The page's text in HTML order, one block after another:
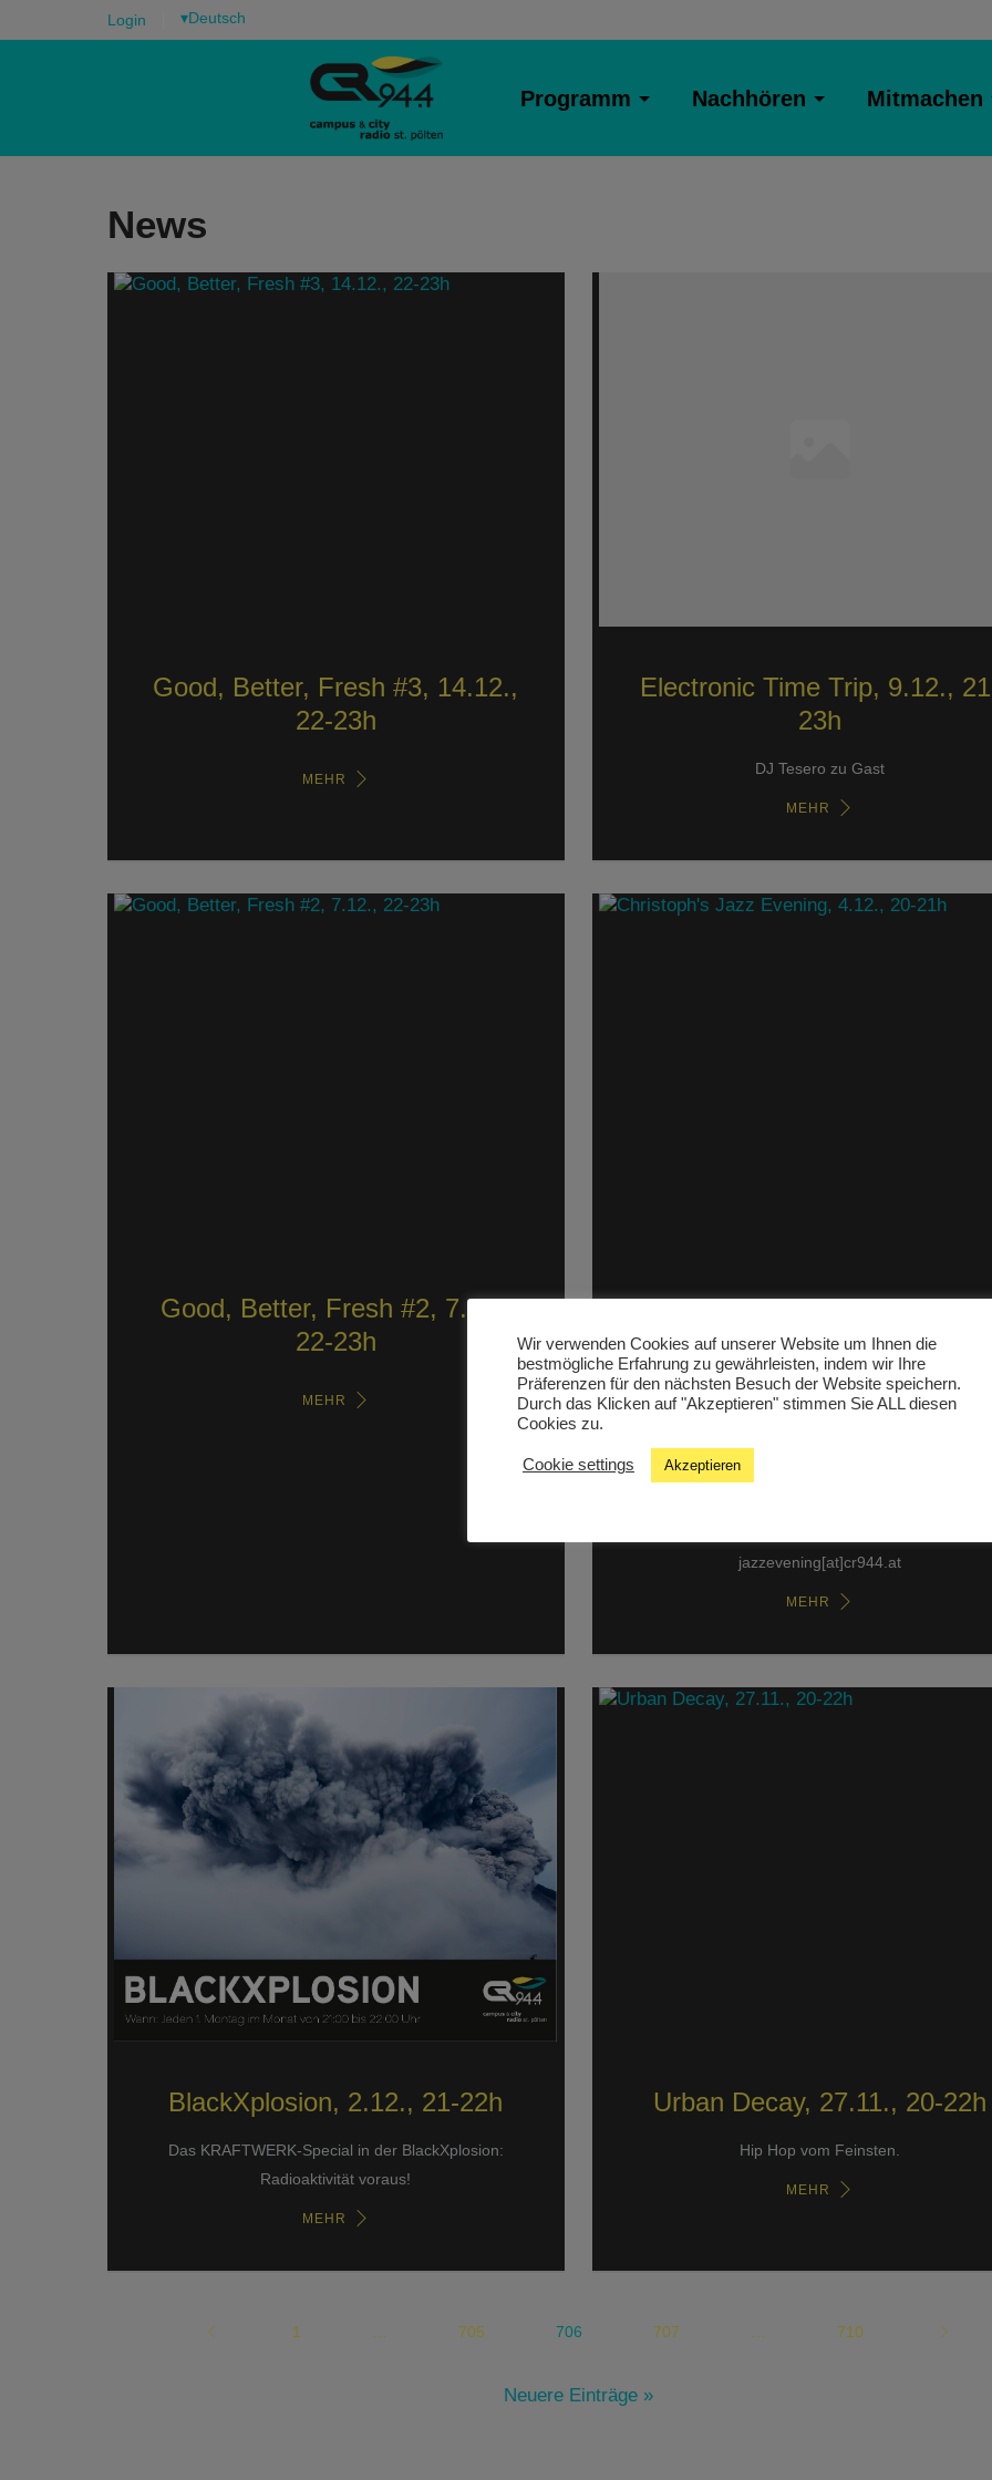
Login ▾
Programm Nachhören Mitmachen
News
Good, Better, Fresh #3, 14.12.,
22-23h
MEHR
Electronic Time Trip, 9.12.,
23h
DJ Tesero zu Gast
MEHR
Good, Better, Fresh #2, 7.12.,
22-23h
MEHR
Christoph's Jazz Evening,
4.12., 20-21h
Diesmal mit Livegästen: Flutopia! Flutopisch gute
Lounge-, Jazz- und Pop-Songs des aus Helmut
Neugebauer, Michael Steindl und Walter Till
bestehenden Flöten-Trios – LIVE gespielt und
jazzevening[at]cr944.at
MEHR
BlackXplosion, 2.12., 21-22h
Das KRAFTWERK-Special in der BlackXplosion:
Radioaktivität voraus!
MEHR
Urban Decay, 27.11., 20-22h
Hip Hop vom Feinsten.
MEHR
1 … 705 706 707 … 710
Neuere Einträge »
Wir verwenden Cookies auf unserer Website um Ihnen die
bestmögliche Erfahrung zu gewährleisten, indem wir Ihre
Präferenzen für den nächsten Besuch der Website speichern.
Durch das Klicken auf "Akzeptieren" stimmen Sie ALL diesen
Cookies zu.
Cookie settings Akzeptieren